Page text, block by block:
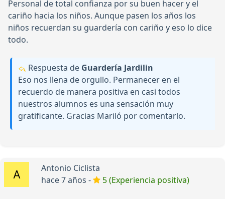
Personal de total confianza por su buen hacer y el
cariño hacia los niños. Aunque pasen los años los
niños recuerdan su guardería con cariño y eso lo dice
todo.
Respuesta de Guardería Jardilin
Eso nos llena de orgullo. Permanecer en el
recuerdo de manera positiva en casi todos
nuestros alumnos es una sensación muy
gratificante. Gracias Mariló por comentarlo.
Antonio Ciclista
hace 7 años -
5 (Experiencia positiva)